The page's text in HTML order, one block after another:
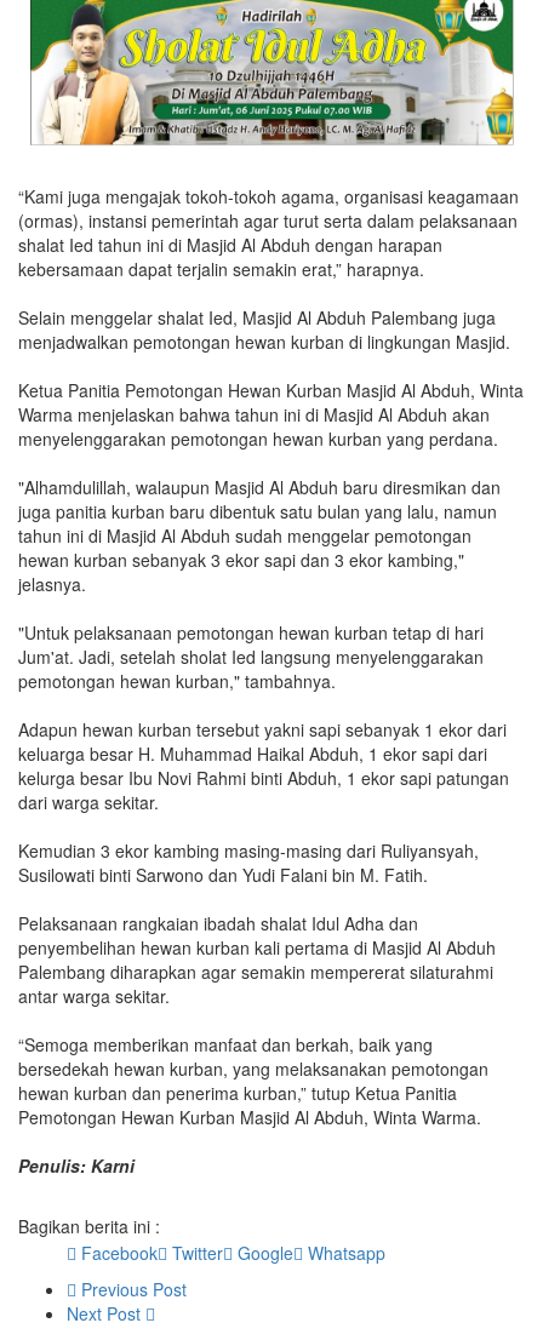
“Kami juga mengajak tokoh-tokoh agama, organisasi keagamaan
(ormas), instansi pemerintah agar turut serta dalam pelaksanaan
shalat Ied tahun ini di Masjid Al Abduh dengan harapan
kebersamaan dapat terjalin semakin erat,” harapnya.
Selain menggelar shalat Ied, Masjid Al Abduh Palembang juga
menjadwalkan pemotongan hewan kurban di lingkungan Masjid.
Ketua Panitia Pemotongan Hewan Kurban Masjid Al Abduh, Winta
Warma menjelaskan bahwa tahun ini di Masjid Al Abduh akan
menyelenggarakan pemotongan hewan kurban yang perdana.
"Alhamdulillah, walaupun Masjid Al Abduh baru diresmikan dan
juga panitia kurban baru dibentuk satu bulan yang lalu, namun
tahun ini di Masjid Al Abduh sudah menggelar pemotongan
hewan kurban sebanyak 3 ekor sapi dan 3 ekor kambing,"
jelasnya.
"Untuk pelaksanaan pemotongan hewan kurban tetap di hari
Jum'at. Jadi, setelah sholat Ied langsung menyelenggarakan
pemotongan hewan kurban," tambahnya.
Adapun hewan kurban tersebut yakni sapi sebanyak 1 ekor dari
keluarga besar H. Muhammad Haikal Abduh, 1 ekor sapi dari
kelurga besar Ibu Novi Rahmi binti Abduh, 1 ekor sapi patungan
dari warga sekitar.
Kemudian 3 ekor kambing masing-masing dari Ruliyansyah,
Susilowati binti Sarwono dan Yudi Falani bin M. Fatih.
Pelaksanaan rangkaian ibadah shalat Idul Adha dan
penyembelihan hewan kurban kali pertama di Masjid Al Abduh
Palembang diharapkan agar semakin mempererat silaturahmi
antar warga sekitar.
“Semoga memberikan manfaat dan berkah, baik yang
bersedekah hewan kurban, yang melaksanakan pemotongan
hewan kurban dan penerima kurban,” tutup Ketua Panitia
Pemotongan Hewan Kurban Masjid Al Abduh, Winta Warma.
Penulis: Karni
Bagikan berita ini :
Facebook Twitter Google Whatsapp
Previous Post
Next Post